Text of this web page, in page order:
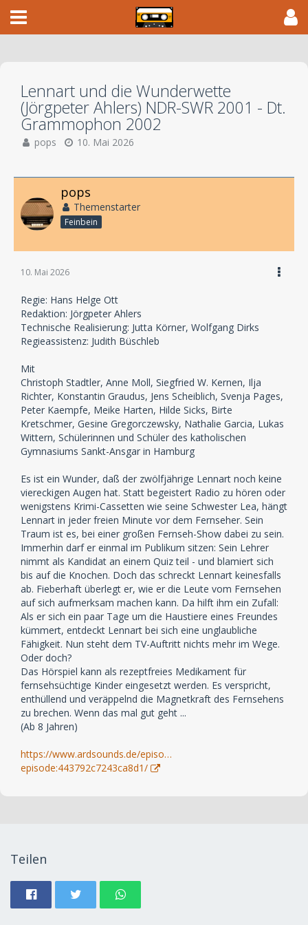
Lennart und die Wunderwette
(Jörgpeter Ahlers) NDR-SWR 2001 - Dt.
Grammophon 2002
pops 10. Mai 2026
pops
Themenstarter
Feinbein
10. Mai 2026
Regie: Hans Helge Ott
Redaktion: Jörgpeter Ahlers
Technische Realisierung: Jutta Körner, Wolfgang Dirks
Regieassistenz: Judith Büschleb
Mit
Christoph Stadtler, Anne Moll, Siegfried W. Kernen, Ilja
Richter, Konstantin Graudus, Jens Scheiblich, Svenja Pages,
Peter Kaempfe, Meike Harten, Hilde Sicks, Birte
Kretschmer, Gesine Gregorczewsky, Nathalie Garcia, Lukas
Wittern, Schülerinnen und Schüler des katholischen
Gymnasiums Sankt-Ansgar in Hamburg
Es ist ein Wunder, daß der zwölfjährige Lennart noch keine
viereckigen Augen hat. Statt begeistert Radio zu hören oder
wenigstens Krimi-Cassetten wie seine Schwester Lea, hängt
Lennart in jeder freien Minute vor dem Fernseher. Sein
Traum ist es, bei einer großen Fernseh-Show dabei zu sein.
Immerhin darf er einmal im Publikum sitzen: Sein Lehrer
nimmt als Kandidat an einem Quiz teil - und blamiert sich
bis auf die Knochen. Doch das schreckt Lennart keinesfalls
ab. Fieberhaft überlegt er, wie er die Leute vom Fernsehen
auf sich aufmerksam machen kann. Da hilft ihm ein Zufall:
Als er sich ein paar Tage um die Haustiere eines Freundes
kümmert, entdeckt Lennart bei sich eine unglaubliche
Fähigkeit. Nun steht dem TV-Auftritt nichts mehr im Wege.
Oder doch?
Das Hörspiel kann als rezeptfreies Medikament für
fernsehsüchtige Kinder eingesetzt werden. Es verspricht,
enthüllend und veräppelnd die Magnetkraft des Fernsehens
zu brechen. Wenn das mal gut geht ...
(Ab 8 Jahren)
https://www.ardsounds.de/episo…
episode:443792c7243ca8d1/
Teilen